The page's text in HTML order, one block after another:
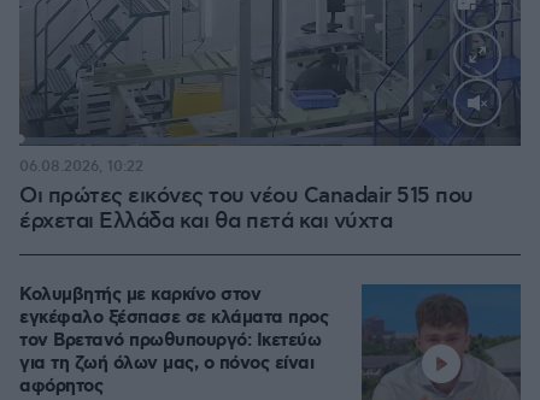
Loaded
Οι πρώτες εικόνες του νέου Canadair 515 που
έρχεται Ελλάδα και θα πετά και νύχτα
06.08.2026, 10:22
Κολυμβητής με καρκίνο στον
εγκέφαλο ξέσπασε σε κλάματα προς
τον Βρετανό πρωθυπουργό: Ικετεύω
για τη ζωή όλων μας, ο πόνος είναι
αφόρητος